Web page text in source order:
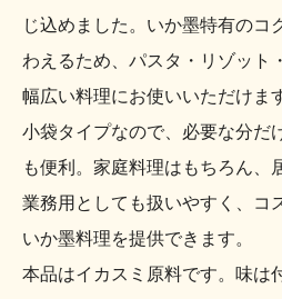
じ込めました。いか墨特有のコ
わえるため、パスタ・リゾット
幅広い料理にお使いいただけま
小袋タイプなので、必要な分だ
も便利。家庭料理はもちろん、
業務用としても扱いやすく、コ
いか墨料理を提供できます。
本品はイカスミ原料です。味は